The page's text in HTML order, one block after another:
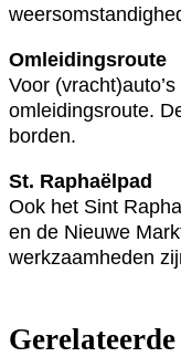
Omleidingsroute
Voor
omleidingsroute.
borden.
St. Raphaëlpad
Ook het Sint
en de Nieuwe
werkzaamheden